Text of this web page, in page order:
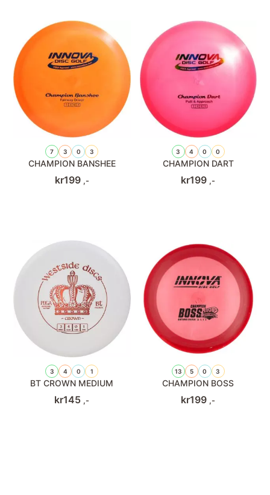
7 3 0 3
CHAMPION BANSHEE
kr199 ,-
3 4 0 0
CHAMPION DART
kr199 ,-
3 4 0 1
BT CROWN MEDIUM
kr145 ,-
13 5 0 3
CHAMPION BOSS
kr199 ,-